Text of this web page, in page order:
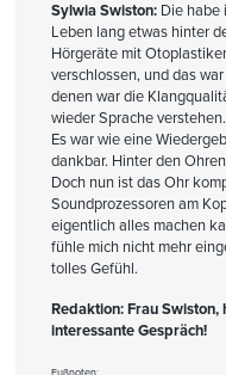
Sylwia Swiston:Die habe
Leben lang etwas hinter
Hörgeräte mit
verschlossen, und das
denen war die
wieder Sprache
Es war wie eine
dankbar. Hinter den
Doch nun ist das Ohr
Soundprozessoren am
eigentlich alles machen
fühle mich nicht mehr
tolles Gefühl.
Redaktion: Frau Swiston,
interessante Gespräch!